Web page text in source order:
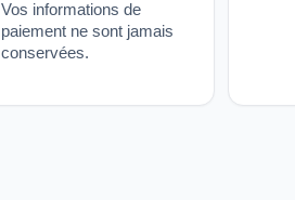
Vos informations de
paiement ne sont jamais
conservées.